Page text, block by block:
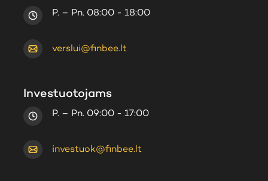
P. – Pn. 08:00 - 18:00
verslui@finbee.lt
Investuotojams
P. – Pn. 09:00 - 17:00
investuok@finbee.lt